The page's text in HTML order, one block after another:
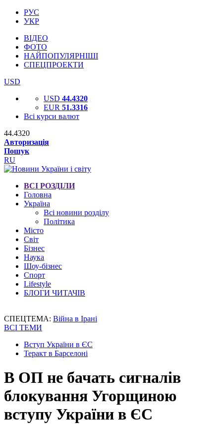
РУС
УКР
ВІДЕО
ФОТО
НАЙПОПУЛЯРНІШІ
СПЕЦПРОЕКТИ
USD
USD 44.4320
EUR 51.3316
Всі курси валют
44.4320
Авторизація
Пошук
RU
ВСІ РОЗДІЛИ
Головна
Україна
Всі новини розділу
Політика
Місто
Світ
Бізнес
Наука
Шоу-бізнес
Спорт
Lifestyle
БЛОГИ ЧИТАЧІВ
СПЕЦТЕМА: Війна в Ірані
ВСІ ТЕМИ
Вступ України в ЄС
Теракт в Барселоні
В ОП не бачать сигналів
блокування Угорщиною
вступу України в ЄС